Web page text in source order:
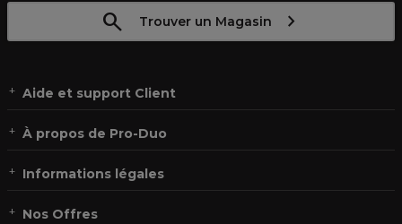
Trouver un Magasin
Aide et support Client
À propos de Pro-Duo
Informations légales
Nos Offres